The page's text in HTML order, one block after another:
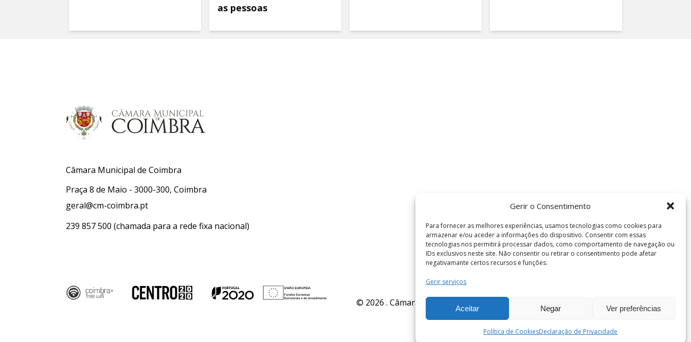
Gerir o Consentimento
Para fornecer as melhores experiências, usamos tecnologias como cookies para
armazenar e/ou aceder a informações do dispositivo. Consentir com essas
tecnologias nos permitirá processar dados, como comportamento de navegação ou
IDs exclusivos neste site. Não consentir ou retirar o consentimento pode afetar
negativamante certos recursos e funções.
Gerir serviços
Aceitar Negar Ver preferências
Política de CookiesDeclaração de Privacidade
as pessoas
Câmara Municipal de Coimbra
Praça 8 de Maio - 3000-300, Coimbra
geral@cm-coimbra.pt
239 857 500 (chamada para a rede fixa nacional)
© 2026 . Câmara Municipal de Coimbra . Todos os direitos reservados.